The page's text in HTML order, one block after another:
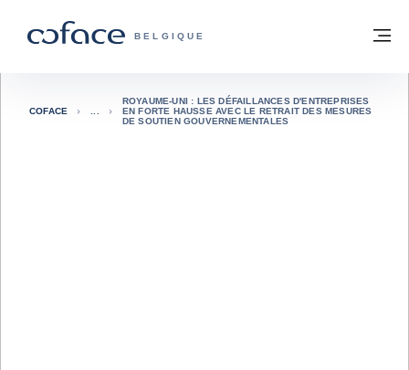
COFACE, FOR TRADE - PAGE
BELGIQUE
Retour à la page d'accueil
COFACE
ROYAUME-UNI : LES DÉFAILLANCES D'ENTREPRISES
EN FORTE HAUSSE AVEC LE RETRAIT DES MESURES
DE SOUTIEN GOUVERNEMENTALES